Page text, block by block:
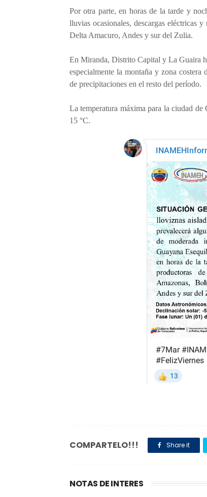
Por otra parte, en horas de la tarde y
lluvias ocasionales, descargas eléctricas
Delta Amacuro, Andes y sur del Zulia.
En Miranda, Distrito Capital y La Guaira
especialmente la montaña y zona
de precipitaciones en el resto del período.
La temperatura máxima para la ciudad de
15 °C.
COMPARTELO!!! Share it
NOTAS DE INTERES